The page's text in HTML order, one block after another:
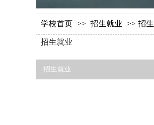
学校首页 >> 招生就业 >> 招
招生就业
招生就业